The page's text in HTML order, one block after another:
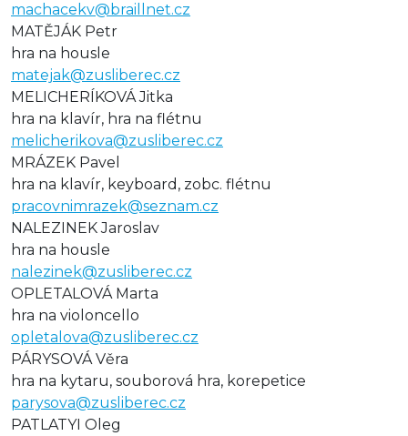
machacekv@braillnet.cz
MATĚJÁK Petr
hra na housle
matejak@zusliberec.cz
MELICHERÍKOVÁ Jitka
hra na klavír, hra na flétnu
melicherikova@zusliberec.cz
MRÁZEK Pavel
hra na klavír, keyboard, zobc. flétnu
pracovnimrazek@seznam.cz
NALEZINEK Jaroslav
hra na housle
nalezinek@zusliberec.cz
OPLETALOVÁ Marta
hra na violoncello
opletalova@zusliberec.cz
PÁRYSOVÁ Věra
hra na kytaru, souborová hra, korepetice
parysova@zusliberec.cz
PATLATYI Oleg